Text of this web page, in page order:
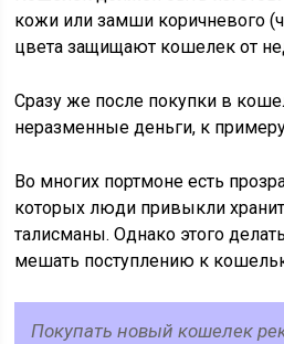
кожи или замши коричневого
цвета защищают кошелек от
Сразу же после покупки в
неразменные деньги, к
Во многих портмоне есть
которых люди привыкли
талисманы. Однако этого
мешать поступлению к
Покупать новый кошелек